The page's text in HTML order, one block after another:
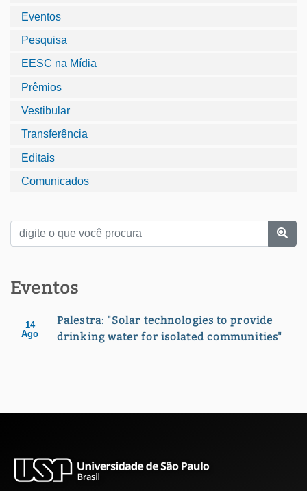
Eventos
Pesquisa
EESC na Mídia
Prêmios
Vestibular
Transferência
Editais
Comunicados
Eventos
14
Ago
Palestra: "Solar technologies to provide
drinking water for isolated communities"